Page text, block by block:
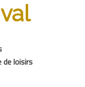
de loisirs